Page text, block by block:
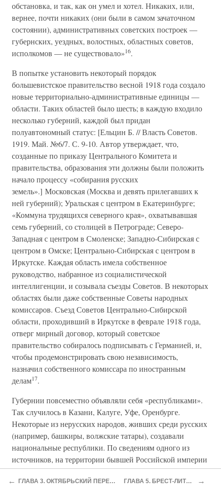
обстановка, и так, как он умел и хотел. Никаких, или,
вернее, почти никаких (они были в самом зачаточном
состоянии), административных советских построек —
губернских, уездных, волостных, областных советов,
исполкомов — не существовало»16.
В попытке установить некоторый порядок
большевистское правительство весной 1918 года создало
новые территориально-административные единицы —
области. Таких областей было шесть; в каждую входило
несколько губерний, каждой был придан
полуавтономный статус: [Ельцин Б. // Власть Советов.
1919. Май. №6/7. С. 9-10. Автор утверждает, что,
созданные по приказу Центрального Комитета и
правительства, образования эти должны были положить
начало процессу «собирания русских
земель».] Московская (Москва и девять прилегавших к
ней губерний); Уральская с центром в Екатеринбурге;
«Коммуна трудящихся северного края», охватывавшая
семь губерний, со столицей в Петрограде; Северо-
Западная с центром в Смоленске; Западно-Сибирская с
центром в Омске; Центрально-Сибирская с центром в
Иркутске. Каждая область имела собственное
руководство, набранное из социалистической
интеллигенции, и созывала съезды Советов. В некоторых
областях были даже собственные Советы народных
комиссаров. Съезд Советов Центрально-Сибирской
области, проходивший в Иркутске в феврале 1918 года,
отверг мирный договор, который советское
правительство собиралось подписывать с Германией, и,
чтобы продемонстрировать свою независимость,
назначил собственного комиссара по иностранным
делам17.
Губернии повсеместно объявляли себя «республиками».
Так случилось в Казани, Калуге, Уфе, Оренбурге.
Некоторые из нерусских народов, живших среди русских
(например, башкиры, волжские татары), создавали
национальные республики. По сведениям одного из
источников, на территории бывшей Российской империи
в июне 1918 года существовало по крайней мере 30
«правительств»18. Чтобы обеспечить исполнение
← ГЛАВА 3. ОКТЯБРЬСКИЙ ПЕРЕВОРОТ ГЛАВА 5. БРЕСТ-ЛИТОВСК →